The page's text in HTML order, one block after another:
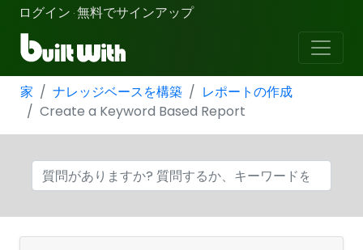
ログイン ·無料でサインアップ
家 ナレッジベースを構築
レポートの作成
Create a Keyword Based Report